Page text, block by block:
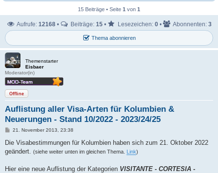
15 Beiträge • Seite 1 von 1
Thema abonnieren
Aufrufe: 12168• Beiträge: 15• Lesezeichen: 0• Abonnenten: 3
Themenstarter
Eisbaer
Moderator(in)
Offline
Auflistung aller Visa-Arten für Kolumbien &
Neuerungen - Stand 10/2022 - 2023/24/25
B
i
r
21. November 2013, 23:38
Die Visabestimmungen für Kolumbien haben sich zum 21. Oktober 2022
geändert.
(siehe weiter unten im gleichen Thema. Link)
Hier eine neue Auflistung der Kategorien VISITANTE - CORTESIA -